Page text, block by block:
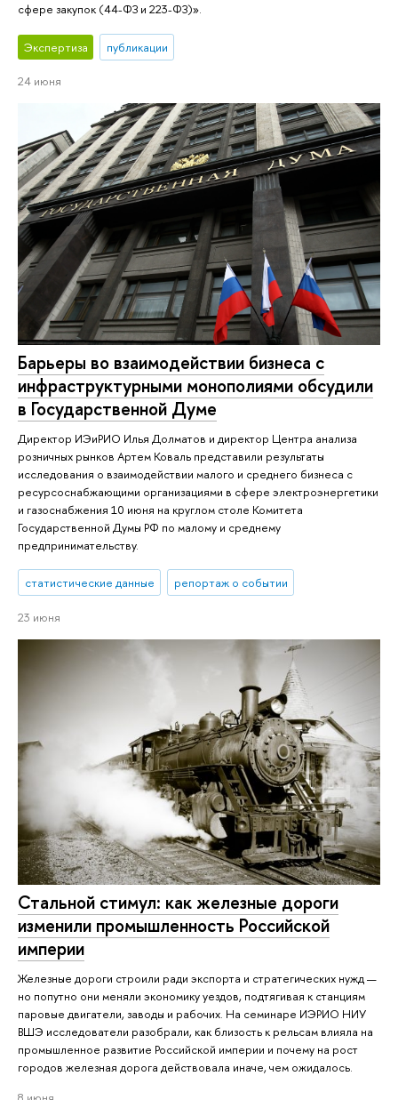
сфере закупок (44-ФЗ и 223-ФЗ)».
Экспертиза публикации
24 июня
Барьеры во взаимодействии бизнеса с
инфраструктурными монополиями обсудили
в Государственной Думе
Директор ИЭиРИО Илья Долматов и директор Центра анализа
розничных рынков Артем Коваль представили результаты
исследования о взаимодействии малого и среднего бизнеса с
ресурсоснабжающими организациями в сфере электроэнергетики
и газоснабжения 10 июня на круглом столе Комитета
Государственной Думы РФ по малому и среднему
предпринимательству.
статистические данные репортаж о событии
23 июня
Стальной стимул: как железные дороги
изменили промышленность Российской
империи
Железные дороги строили ради экспорта и стратегических нужд —
но попутно они меняли экономику уездов, подтягивая к станциям
паровые двигатели, заводы и рабочих. На семинаре ИЭРИО НИУ
ВШЭ исследователи разобрали, как близость к рельсам влияла на
промышленное развитие Российской империи и почему на рост
городов железная дорога действовала иначе, чем ожидалось.